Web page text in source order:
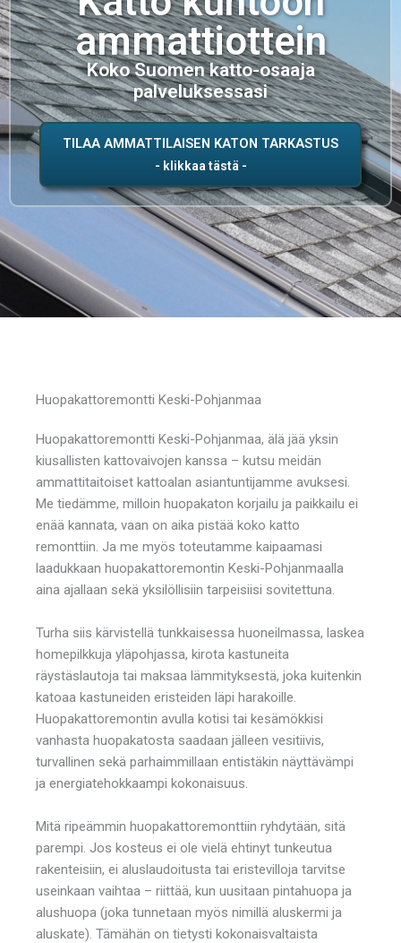
ammattiottein
Koko Suomen katto-osaaja
palveluksessasi
TILAA AMMATTILAISEN KATON TARKASTUS
Huopakattoremontti Keski-Pohjanmaa
Huopakattoremontti Keski-Pohjanmaa, älä jää yksin
kiusallisten kattovaivojen kanssa – kutsu meidän
ammattitaitoiset kattoalan asiantuntijamme avuksesi.
Me tiedämme, milloin huopakaton korjailu ja paikkailu ei
enää kannata, vaan on aika pistää koko katto
remonttiin. Ja me myös toteutamme kaipaamasi
laadukkaan huopakattoremontin Keski-Pohjanmaalla
aina ajallaan sekä yksilöllisiin tarpeisiisi sovitettuna.
Turha siis kärvistellä tunkkaisessa huoneilmassa, laskea
homepilkkuja yläpohjassa, kirota kastuneita
räystäslautoja tai maksaa lämmityksestä, joka kuitenkin
katoaa kastuneiden eristeiden läpi harakoille.
Huopakattoremontin avulla kotisi tai kesämökkisi
vanhasta huopakatosta saadaan jälleen vesitiivis,
turvallinen sekä parhaimmillaan entistäkin näyttävämpi
ja energiatehokkaampi kokonaisuus.
Mitä ripeämmin huopakattoremonttiin ryhdytään, sitä
parempi. Jos kosteus ei ole vielä ehtinyt tunkeutua
rakenteisiin, ei aluslaudoitusta tai eristevilloja tarvitse
useinkaan vaihtaa – riittää, kun uusitaan pintahuopa ja
alushuopa (joka tunnetaan myös nimillä aluskermi ja
aluskate). Tämähän on tietysti kokonaisvaltaista